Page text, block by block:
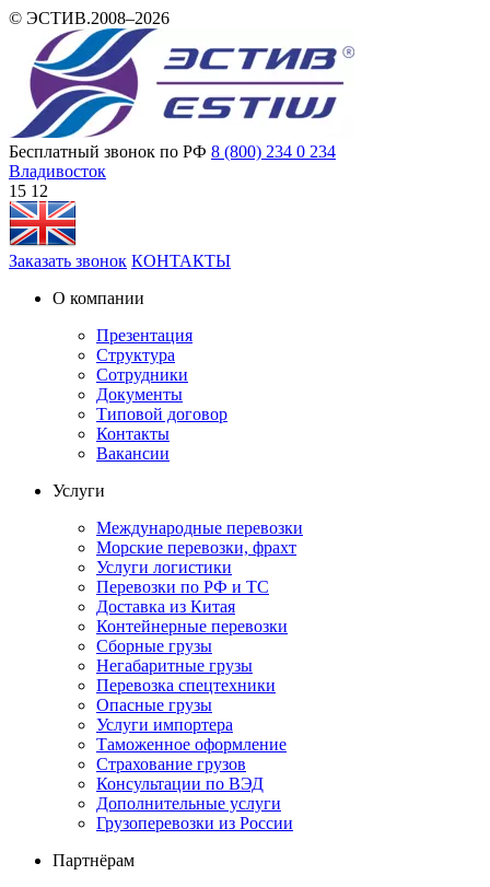
© ЭСТИВ.2008–2026
Бесплатный звонок по РФ 8 (800) 234 0 234
Владивосток
15:12
Заказать звонок КОНТАКТЫ
О компании
Презентация
Структура
Сотрудники
Документы
Типовой договор
Контакты
Вакансии
Услуги
Международные перевозки
Морские перевозки, фрахт
Услуги логистики
Перевозки по РФ и ТС
Доставка из Китая
Контейнерные перевозки
Сборные грузы
Негабаритные грузы
Перевозка спецтехники
Опасные грузы
Услуги импортера
Таможенное оформление
Страхование грузов
Консультации по ВЭД
Дополнительные услуги
Грузоперевозки из России
Партнёрам